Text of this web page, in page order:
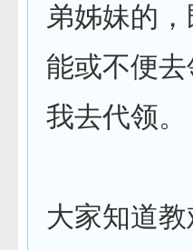
弟姊妹的
能或不便
我去代领。
大家知道